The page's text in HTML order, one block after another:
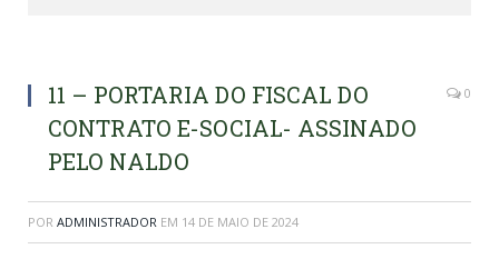
11 – PORTARIA DO FISCAL DO
CONTRATO E-SOCIAL- ASSINADO
PELO NALDO
0
POR ADMINISTRADOR EM 14 DE MAIO DE 2024